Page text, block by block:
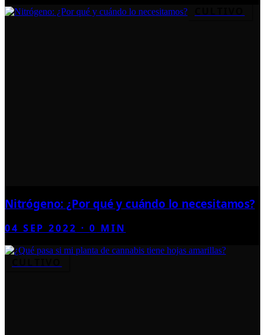
Nitrógeno: ¿Por qué y cuándo lo necesitamos?
04 SEP 2022 ·0 MIN